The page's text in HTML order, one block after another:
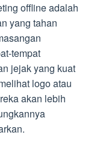
offline adalah
yang tahan
tempat
jejak yang kuat
logo atau
akan lebih